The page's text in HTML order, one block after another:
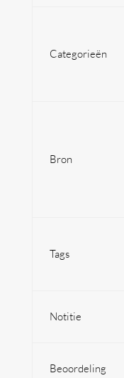
Categorieën
Bron
Tags
Notitie
Beoordeling